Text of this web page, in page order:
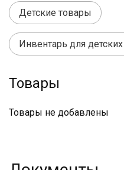
Детские товары
Инвентарь для
Товары
Товары не добавлены